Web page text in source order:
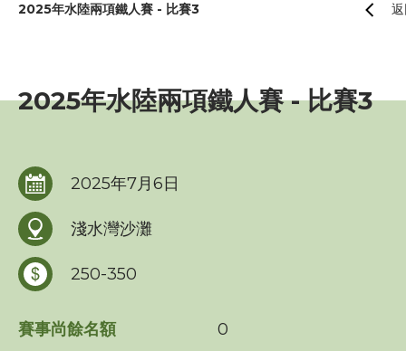
加入會員
賽事活動報名表
2025年水陸兩項鐵人賽 - 比賽3
2025年水陸兩項鐵人賽 - 比賽3
2025年7月6日
淺水灣沙灘
250-350
賽事尚餘名額 0